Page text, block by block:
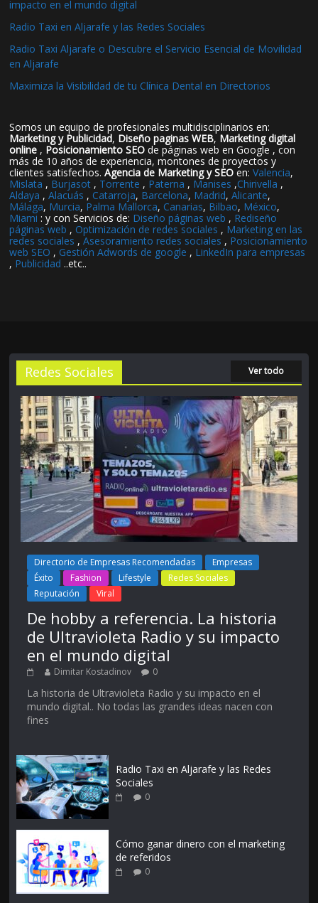
impacto en el mundo digital
Radio Taxi en Aljarafe y las Redes Sociales
Radio Taxi Aljarafe o Descubre el Servicio Esencial de Movilidad
en Aljarafe
Maximiza la Visibilidad de tu Clínica Dental en Directorios
Somos un equipo de profesionales multidisciplinarios en:
Marketing y Publicidad, Diseño paginas WEB, Marketing digital
online , Posicionamiento SEO de páginas web en Google , con
más de 10 años de experiencia, montones de proyectos y
clientes satisfechos.Agencia de Marketing y SEO en:Valencia,
Mislata , Burjasot , Torrente , Paterna , Manises ,Chirivella ,
Aldaya ,Alacuás , Catarroja, Barcelona, Madrid,Alicante,
Málaga, Murcia, Palma Mallorca, Canarias, Bilbao, México,
Miami : y con Servicios de: Diseño páginas web , Rediseño
páginas web , Optimización de redes sociales , Marketing en las
redes sociales ,Asesoramiento redes sociales , Posicionamiento
web SEO , Gestión Adwords de google , LinkedIn para empresas
, Publicidad ..etc..
Redes Sociales Ver todo
Directorio de Empresas Recomendadas
Empresas
Éxito
Fashion Lifestyle
Redes Sociales
Reputación
Viral
De hobby a referencia. La historia
de Ultravioleta Radio y su impacto
en el mundo digital
Dimitar Kostadinov 0
La historia de Ultravioleta Radio y su impacto en el
mundo digital.. No todas las grandes ideas nacen con
fines
Radio Taxi en Aljarafe y las Redes
Sociales
0
Cómo ganar dinero con el marketing
de referidos
0